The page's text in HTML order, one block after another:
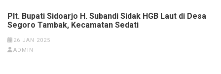
Plt. Bupati Sidoarjo H. Subandi Sidak HGB Laut di Desa
Segoro Tambak, Kecamatan Sedati
26 JAN 2025
ADMIN